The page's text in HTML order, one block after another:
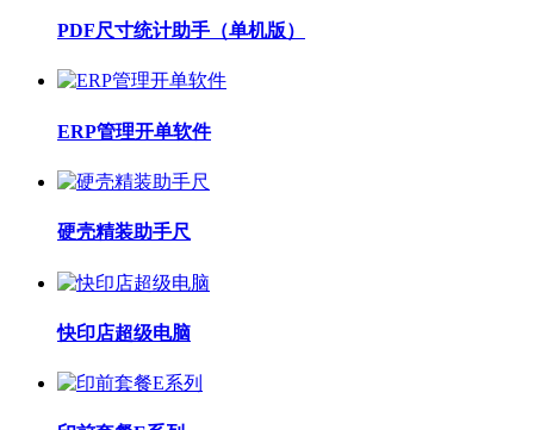
PDF尺寸统计助手（单机版）
ERP管理开单软件
硬壳精装助手尺
快印店超级电脑